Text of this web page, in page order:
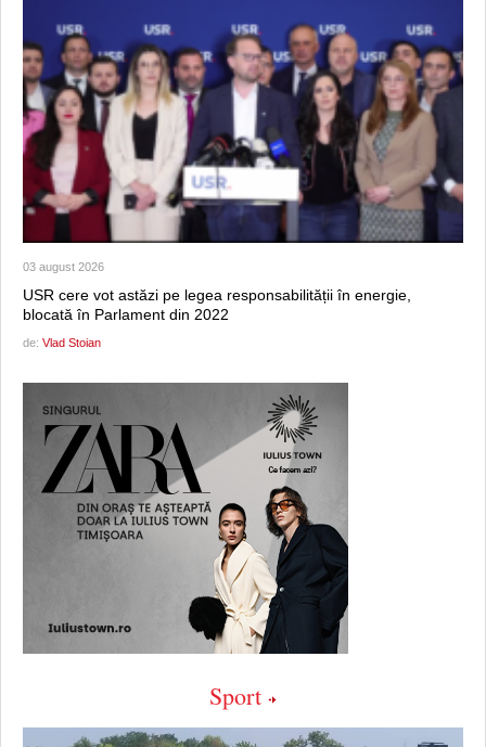
03 august 2026
USR cere vot astăzi pe legea responsabilității în energie,
blocată în Parlament din 2022
de: Vlad Stoian
Sport